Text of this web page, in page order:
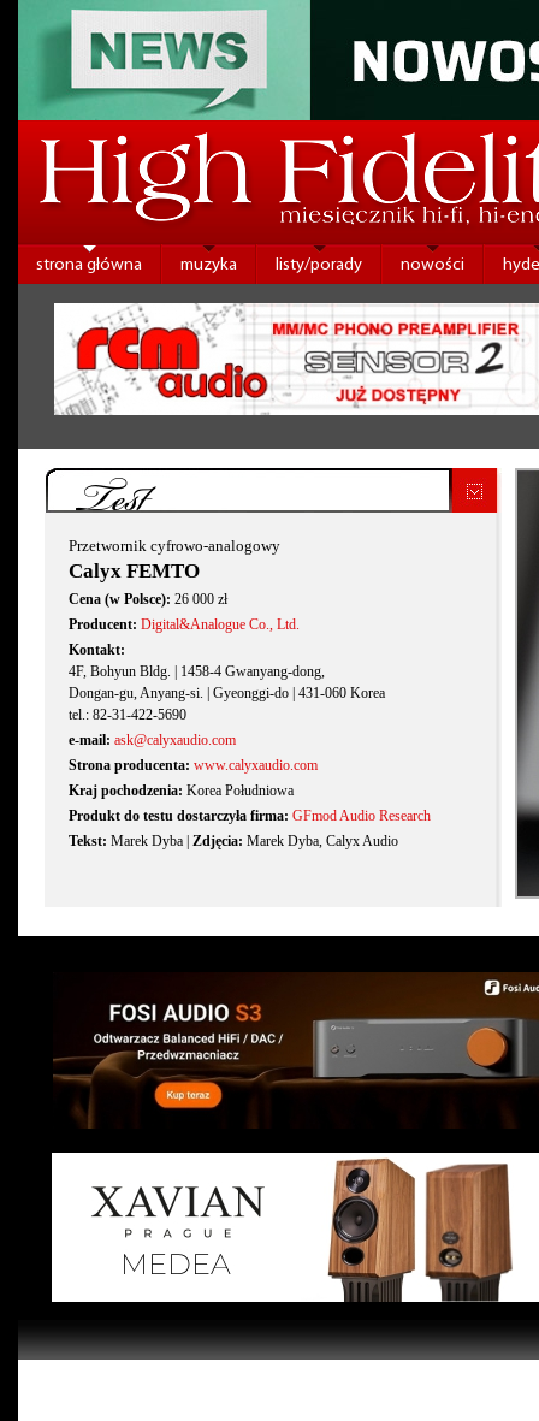
strona główna muzyka listy/porady nowości
Test
Przetwornik cyfrowo-analogowy
Calyx FEMTO
Cena (w Polsce): 26 000 zł
Producent: Digital&Analogue Co., Ltd.
Kontakt:
4F, Bohyun Bldg. | 1458-4 Gwanyang-dong,
Dongan-gu, Anyang-si. | Gyeonggi-do | 431-060 Korea
tel.: 82-31-422-5690
e-mail: ask@calyxaudio.com
Strona producenta: www.calyxaudio.com
Kraj pochodzenia: Korea Południowa
Produkt do testu dostarczyła firma: GFmod Audio Research
Tekst: Marek Dyba | Zdjęcia: Marek Dyba, Calyx Audio